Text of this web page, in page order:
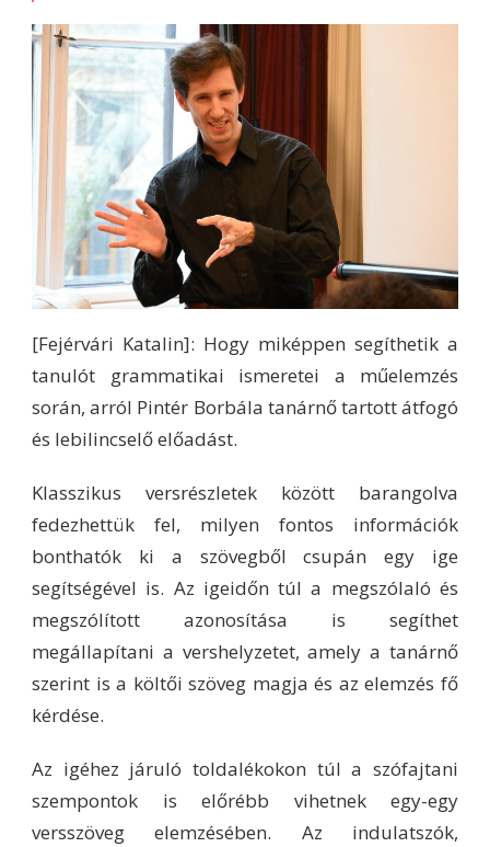
[Fejérvári Katalin]: Hogy miképpen segíthetik a
tanulót grammatikai ismeretei a műelemzés
során, arról Pintér Borbála tanárnő tartott átfogó
és lebilincselő előadást.
Klasszikus versrészletek között barangolva
fedezhettük fel, milyen fontos információk
bonthatók ki a szövegből csupán egy ige
segítségével is. Az igeidőn túl a megszólaló és
megszólított azonosítása is segíthet
megállapítani a vershelyzetet, amely a tanárnő
szerint is a költői szöveg magja és az elemzés fő
kérdése.
Az igéhez járuló toldalékokon túl a szófajtani
szempontok is előrébb vihetnek egy-egy
versszöveg elemzésében. Az indulatszók,